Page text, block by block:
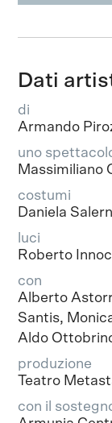
Dati
di
Armando
uno
Massimiliano
costumi
Daniela
luci
Roberto
con
Alberto
Santis,
Aldo
produzione
Teatro
con il